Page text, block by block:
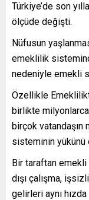
Türkiye’de son
ölçüde değişti.
Nüfusun
emeklilik
nedeniyle emekli
Özellikle
birlikte
birçok
sisteminin yükünü
Bir taraftan emekli
dışı çalışma,
gelirleri aynı hızda